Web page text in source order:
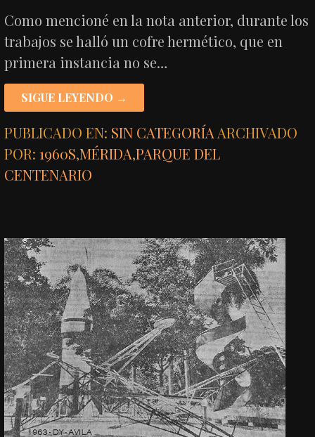
Como mencioné en la nota anterior, durante los
trabajos se halló un cofre hermético, que en
primera instancia no se…
SIGUE LEYENDO →
PUBLICADO EN: SIN CATEGORÍA ARCHIVADO
POR:1960S,MÉRIDA,PARQUE DEL
CENTENARIO